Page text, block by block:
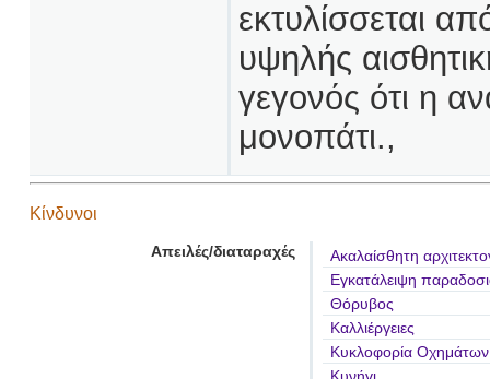
εκτυλίσσεται
υψηλής
γεγονός ότι η
μονοπάτι.,
Κίνδυνοι
Απειλές/διαταραχές
Ακαλαίσθητη
Εγκατάλειψη
Θόρυβος
Καλλιέργειες
Κυκλοφορία Οχημάτων